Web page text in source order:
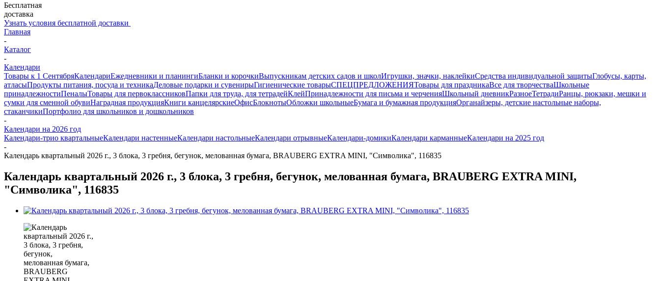
Бесплатная
доставка
Узнать условия бесплатной доставки
Главная
-
Каталог
-
Календари
Товары к 1 СентябряКалендариЕжедневники и планингиБланки и корочкиВыпускникам детских садов и школИгрушки, значки, наклейкиСредства индивидуальной защитыГлобусы, карты,
атласыПродукты питания, посуда и техникаДеловые подарки и сувенирыГигиенические товарыСПЕЦПРЕДЛОЖЕНИЯТовары для праздникаВсе для творчестваШкольные
принадлежностиПеналыТовары для первоклассниковПапки для труда, для тетрадейКлейПринадлежности для письма и черченияШкольный дневникРазноеТетрадиРанцы, рюкзаки, мешки и
сумки для сменной обувиНаградная продукцияКниги канцелярскиеОфисБлокнотыОбложки школьныеБумага и бумажная продукцияОрганайзеры, детские настольные наборы,
стаканчикиПортфолио для школьников и дошкольников
-
Календари на 2026 год
Календари-трио квартальныеКалендари настенныеКалендари настольныеКалендари отрывныеКалендари-домикиКалендари карманныеКалендари на 2025 год
-
Календарь квартальный 2026 г., 3 блока, 3 гребня, бегунок, мелованная бумага, BRAUBERG EXTRA MINI, "Символика", 116835
Календарь квартальный 2026 г., 3 блока, 3 гребня, бегунок, мелованная бумага, BRAUBERG EXTRA MINI,
"Символика", 116835